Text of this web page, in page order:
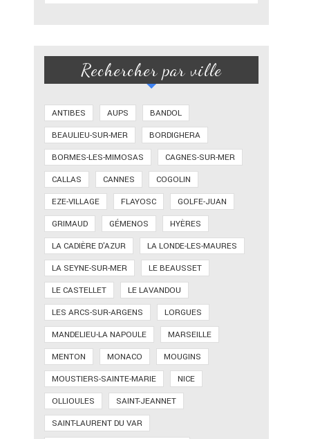
Rechercher par ville
ANTIBES AUPS
BANDOL
BEAULIEU-SUR-MER
BORDIGHERA
BORMES-LES-MIMOSAS
CAGNES-SUR-MER
CALLAS
CANNES
COGOLIN
EZE-VILLAGE
FLAYOSC
GOLFE-JUAN
GRIMAUD
GÉMENOS
HYÈRES
LA CADIÈRE D'AZUR
LA LONDE-LES-MAURES
LA SEYNE-SUR-MER
LE BEAUSSET
LE CASTELLET
LE LAVANDOU
LES ARCS-SUR-ARGENS
LORGUES
MANDELIEU-LA NAPOULE
MARSEILLE
MENTON
MONACO
MOUGINS
MOUSTIERS-SAINTE-MARIE
NICE
OLLIOULES
SAINT-JEANNET
SAINT-LAURENT DU VAR